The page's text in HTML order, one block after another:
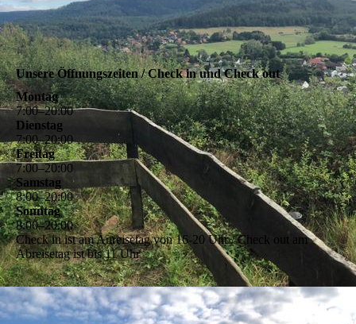
Unsere Öffnungszeiten / Check in und Check out
Montag
7:00–20:00
Dienstag
7:00–20:00
Freitag
7:00–20:00
Samstag
8:00–20:00
Sonntag
8:00–20:00
Check in ist am Anreisetag von 16-20 Uhr / Check out am
Abreisetag ist bis 11 Uhr